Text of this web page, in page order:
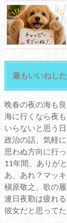
最もいいねした
晩春の夜の海も良
海に行くなら夜も
いらないと思う日
政治の話、気軽に
思わぬ方向に行っ
11年間、ありがと
あ、あれ？マッキ
槇原敬之、歌の履
連日夜勤は疲れる
彼女だと思ってた